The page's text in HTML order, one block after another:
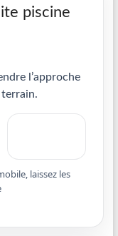
piscine
l’approche
laissez les